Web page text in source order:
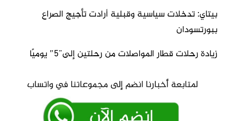
بيتاي: تدخلات سياسية وقبلية أرادت تأجيج الصراع
ببورتسودان
زيادة رحلات قطار المواصلات من رحلتين إلى”5″ يوميًا